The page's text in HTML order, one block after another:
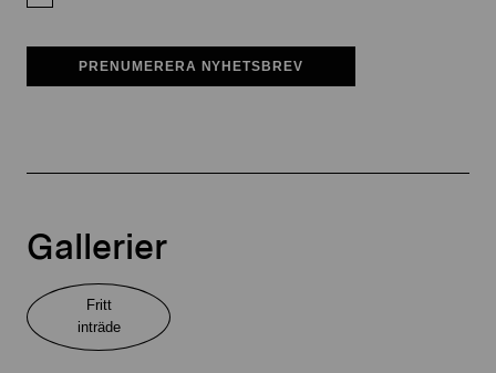
PRENUMERERA NYHETSBREV
Gallerier
Fritt
inträde